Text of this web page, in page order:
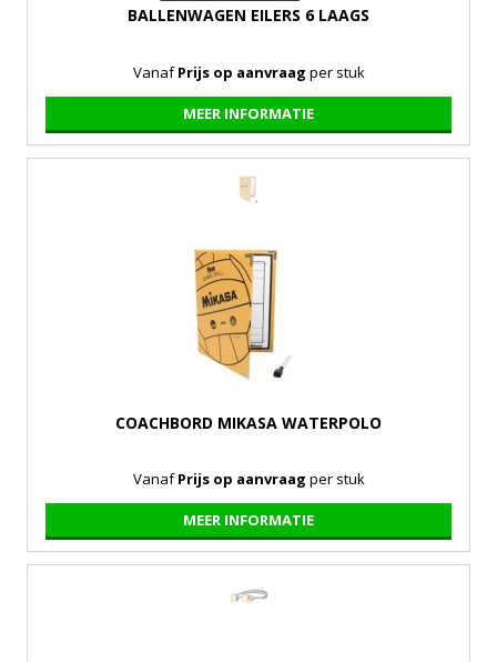
BALLENWAGEN EILERS 6 LAAGS
VanafPrijs op aanvraag per stuk
MEER INFORMATIE
COACHBORD MIKASA WATERPOLO
VanafPrijs op aanvraag per stuk
MEER INFORMATIE